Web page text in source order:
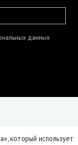
данных
который использует